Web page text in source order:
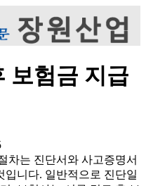
보험금 지급
차는 진단서와 사고증명서
입니다. 일반적으로 진단일